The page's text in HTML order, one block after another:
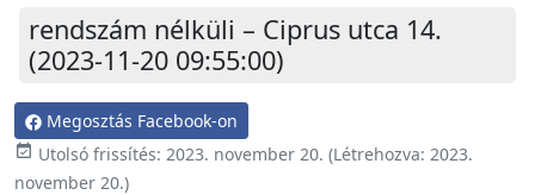
rendszám nélküli – Ciprus utca 14.
(2023-11-20 09:55:00)
Megosztás Facebook-on
event_available Utolsó frissítés: 2023. november 20. (Létrehozva: 2023.
november 20.)